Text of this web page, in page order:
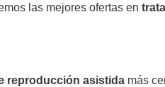
las mejores ofertas en
reproducción asistida más